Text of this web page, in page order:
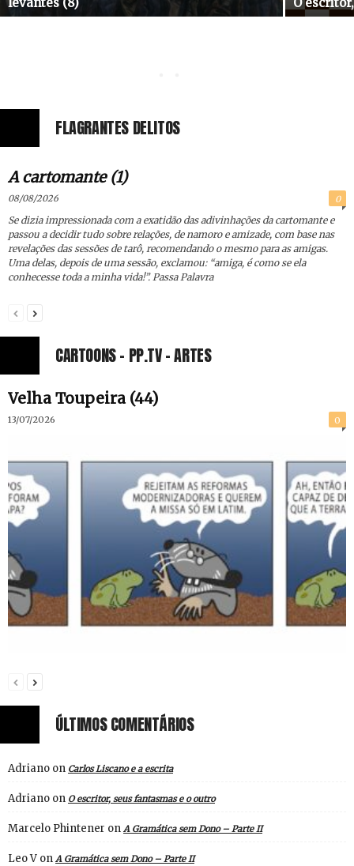
Ferramentas de Controle Parental (4)
Factos etc. 2) «ressentido, pessimista,
revisionista, conformista, eclético e renegado»
FLAGRANTES DELITOS
A cartomante (1)
08/08/2026 0
Se dizia impressionada com a exatidão das adivinhações da cartomante e
passou a decidir tudo sobre relações, de namoro e amizade, com base nas
revelações das sessões de tarô, recomendando o mesmo para as amigas.
Uma delas, depois de uma sessão, exclamou: “amiga, é como se ela
conhecesse toda a minha vida!”. Passa Palavra
CARTOONS - PP.TV - ARTES
Velha Toupeira (44)
13/07/2026 0
ÚLTIMOS COMENTÁRIOS
Adriano on Carlos Liscano e a escrita
Adriano on O escritor, seus fantasmas e o outro
Marcelo Phintener on A Gramática sem Dono – Parte II
Leo V on A Gramática sem Dono – Parte II